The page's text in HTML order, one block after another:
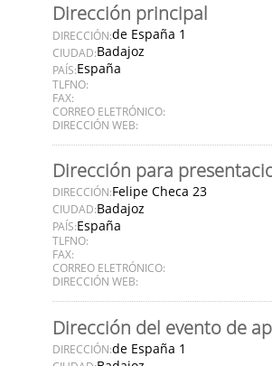
Dirección principal
DIRECCIÓN:de España 1
CIUDAD:Badajoz
PAÍS:España
TLFNO:
FAX:
CORREO ELETRÓNICO:
DIRECCIÓN WEB:
Dirección para
DIRECCIÓN:Felipe Checa 23
CIUDAD:Badajoz
PAÍS:España
TLFNO:
FAX:
CORREO ELETRÓNICO:
DIRECCIÓN WEB:
Dirección del evento de
DIRECCIÓN:de España 1